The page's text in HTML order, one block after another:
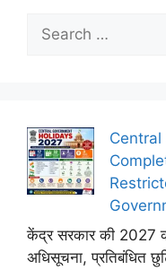
for:
केंद्र सरकार की 2027
अधिसूचना, प्रतिबंधित